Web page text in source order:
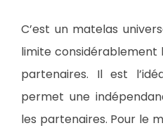
C’est un matelas
limite considérablement
partenaires. Il est
permet une
les partenaires. Pour le